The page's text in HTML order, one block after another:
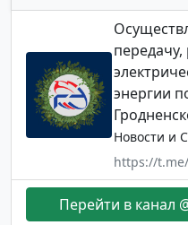
энергии
Новости и
https://
Перейти в канал